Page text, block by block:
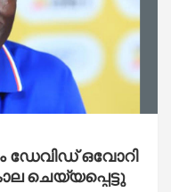
ഡേവിഡ് ഒവോറി
ചെയ്യപ്പെട്ടു